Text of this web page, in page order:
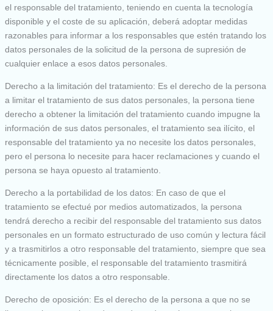
el responsable del tratamiento, teniendo en cuenta la tecnología
disponible y el coste de su aplicación, deberá adoptar medidas
razonables para informar a los responsables que estén tratando los
datos personales de la solicitud de la persona de supresión de
cualquier enlace a esos datos personales.
Derecho a la limitación del tratamiento: Es el derecho de la persona
a limitar el tratamiento de sus datos personales, la persona tiene
derecho a obtener la limitación del tratamiento cuando impugne la
información de sus datos personales, el tratamiento sea ilícito, el
responsable del tratamiento ya no necesite los datos personales,
pero el persona lo necesite para hacer reclamaciones y cuando el
persona se haya opuesto al tratamiento.
Derecho a la portabilidad de los datos: En caso de que el
tratamiento se efectué por medios automatizados, la persona
tendrá derecho a recibir del responsable del tratamiento sus datos
personales en un formato estructurado de uso común y lectura fácil
y a trasmitirlos a otro responsable del tratamiento, siempre que sea
técnicamente posible, el responsable del tratamiento trasmitirá
directamente los datos a otro responsable.
Derecho de oposición: Es el derecho de la persona a que no se